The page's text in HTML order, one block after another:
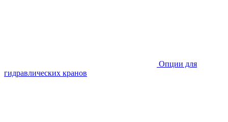
Опции для
гидравлических кранов